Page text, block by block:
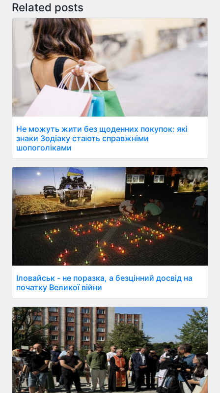
Related posts
Не можуть жити без щоденних покупок: які
знаки Зодіаку стають справжніми
шопоголіками
Іловайськ - не поразка, а безцінний досвід на
початку Великої війни